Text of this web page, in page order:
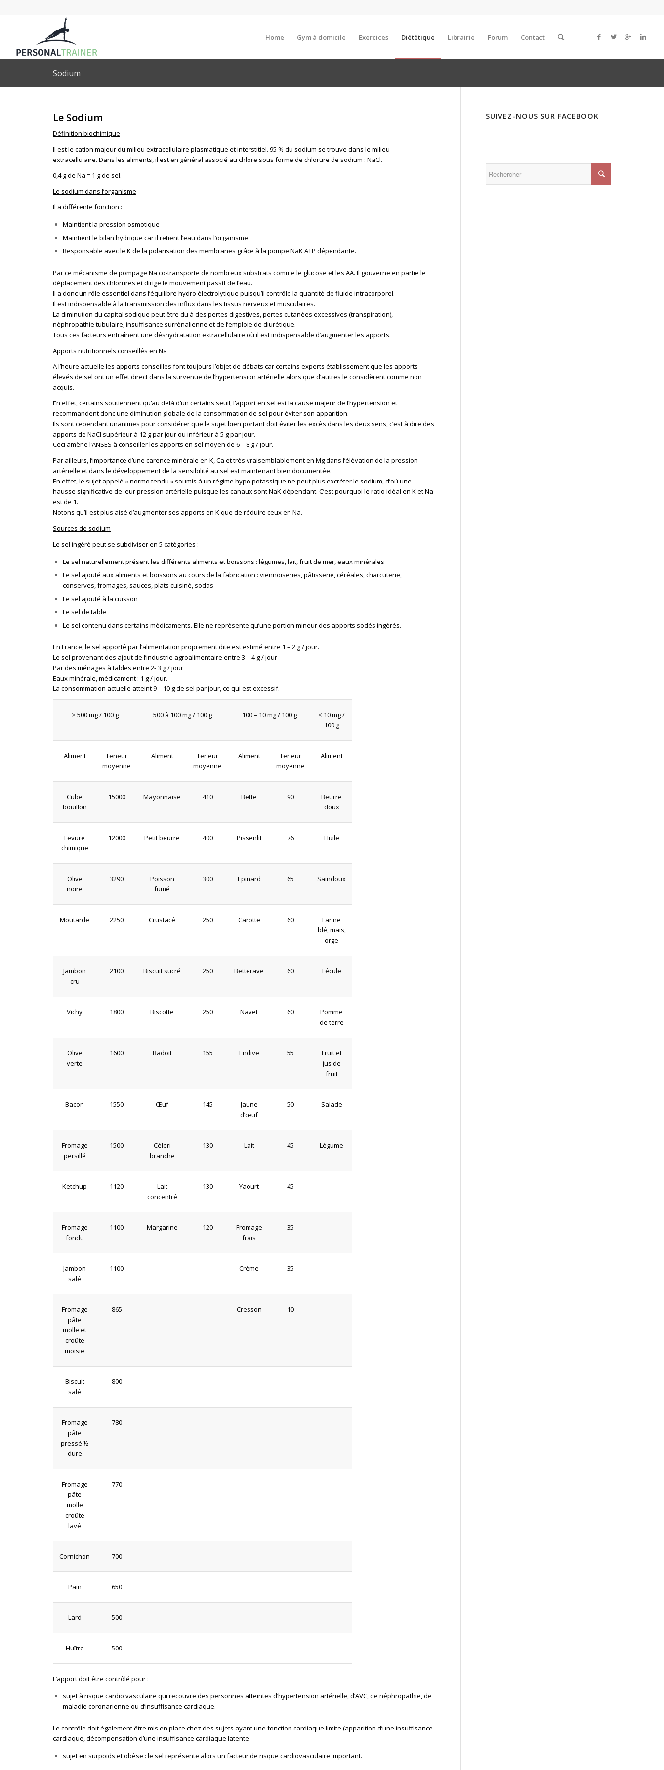
Home Gym à domicile Exercices Diététique Librairie Forum Contact
Sodium
Le Sodium
Définition biochimique
Il est le cation majeur du milieu extracellulaire plasmatique et interstitiel. 95 % du sodium se trouve dans le milieu
extracellulaire. Dans les aliments, il est en général associé au chlore sous forme de chlorure de sodium : NaCl.
0,4 g de Na = 1 g de sel.
Le sodium dans l’organisme
Il a différente fonction :
Maintient la pression osmotique
Maintient le bilan hydrique car il retient l’eau dans l’organisme
Responsable avec le K de la polarisation des membranes grâce à la pompe NaK ATP dépendante.
Par ce mécanisme de pompage Na co-transporte de nombreux substrats comme le glucose et les AA. Il gouverne en partie le
déplacement des chlorures et dirige le mouvement passif de l’eau.
Il a donc un rôle essentiel dans l’équilibre hydro électrolytique puisqu’il contrôle la quantité de fluide intracorporel.
Il est indispensable à la transmission des influx dans les tissus nerveux et musculaires.
La diminution du capital sodique peut être du à des pertes digestives, pertes cutanées excessives (transpiration),
néphropathie tubulaire, insuffisance surrénalienne et de l’emploie de diurétique.
Tous ces facteurs entraînent une déshydratation extracellulaire où il est indispensable d’augmenter les apports.
Apports nutritionnels conseillés en Na
A l’heure actuelle les apports conseillés font toujours l’objet de débats car certains experts établissement que les apports
élevés de sel ont un effet direct dans la survenue de l’hypertension artérielle alors que d’autres le considèrent comme non
acquis.
En effet, certains soutiennent qu’au delà d’un certains seuil, l’apport en sel est la cause majeur de l’hypertension et
recommandent donc une diminution globale de la consommation de sel pour éviter son apparition.
Ils sont cependant unanimes pour considérer que le sujet bien portant doit éviter les excès dans les deux sens, c’est à dire des
apports de NaCl supérieur à 12 g par jour ou inférieur à 5 g par jour.
Ceci amène l’ANSES à conseiller les apports en sel moyen de 6 – 8 g / jour.
Par ailleurs, l’importance d’une carence minérale en K, Ca et très vraisemblablement en Mg dans l’élévation de la pression
artérielle et dans le développement de la sensibilité au sel est maintenant bien documentée.
En effet, le sujet appelé « normo tendu » soumis à un régime hypo potassique ne peut plus excréter le sodium, d’où une
hausse significative de leur pression artérielle puisque les canaux sont NaK dépendant. C’est pourquoi le ratio idéal en K et Na
est de 1.
Notons qu’il est plus aisé d’augmenter ses apports en K que de réduire ceux en Na.
Sources de sodium
Le sel ingéré peut se subdiviser en 5 catégories :
Le sel naturellement présent les différents aliments et boissons : légumes, lait, fruit de mer, eaux minérales
Le sel ajouté aux aliments et boissons au cours de la fabrication : viennoiseries, pâtisserie, céréales, charcuterie,
conserves, fromages, sauces, plats cuisiné, sodas
Le sel ajouté à la cuisson
Le sel de table
Le sel contenu dans certains médicaments. Elle ne représente qu’une portion mineur des apports sodés ingérés.
En France, le sel apporté par l’alimentation proprement dite est estimé entre 1 – 2 g / jour.
Le sel provenant des ajout de l’industrie agroalimentaire entre 3 – 4 g / jour
Par des ménages à tables entre 2- 3 g / jour
Eaux minérale, médicament : 1 g / jour.
La consommation actuelle atteint 9 – 10 g de sel par jour, ce qui est excessif.
> 500 mg / 100 g 500 à 100 mg / 100 g 100 – 10 mg / 100 g
< 10 mg /
100 g
Aliment
Teneur
moyenne
Aliment
Teneur
moyenne
Aliment
Teneur
moyenne
Aliment
Cube
bouillon
15000 Mayonnaise 410 Bette 90
Beurre
doux
Levure
chimique
12000 Petit beurre 400 Pissenlit 76 Huile
Olive
noire
3290
Poisson
fumé
300 Epinard 65 Saindoux
Moutarde 2250 Crustacé 250 Carotte 60
Farine
blé, maïs,
orge
Jambon
cru
2100 Biscuit sucré 250 Betterave 60 Fécule
Vichy 1800 Biscotte 250 Navet 60
Pomme
de terre
Olive
verte
1600 Badoit 155 Endive 55
Fruit et
jus de
fruit
Bacon 1550 Œuf 145
Jaune
d’œuf
50 Salade
Fromage
persillé
1500
Céleri
branche
130 Lait 45 Légume
Ketchup 1120
Lait
concentré
130 Yaourt 45
Fromage
fondu
1100 Margarine 120
Fromage
frais
35
Jambon
salé
1100 Crème 35
Fromage
pâte
molle et
croûte
moisie
865 Cresson 10
Biscuit
salé
800
Fromage
pâte
pressé ½
dure
780
Fromage
pâte
molle
croûte
lavé
770
Cornichon 700
Pain 650
Lard 500
Huître 500
L’apport doit être contrôlé pour :
sujet à risque cardio vasculaire qui recouvre des personnes atteintes d’hypertension artérielle, d’AVC, de néphropathie, de
maladie coronarienne ou d’insuffisance cardiaque.
Le contrôle doit également être mis en place chez des sujets ayant une fonction cardiaque limite (apparition d’une insuffisance
cardiaque, décompensation d’une insuffisance cardiaque latente
sujet en surpoids et obèse : le sel représente alors un facteur de risque cardiovasculaire important.
SUIVEZ-NOUS SUR FACEBOOK